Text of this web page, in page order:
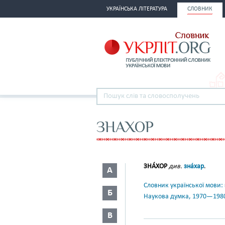
УКРАЇНСЬКА ЛІТЕРАТУРА СЛОВНИК
ЗНАХОР
А
Б
В
ЗНА́ХОР див. зна́хар.
Словник української
Наукова думка,